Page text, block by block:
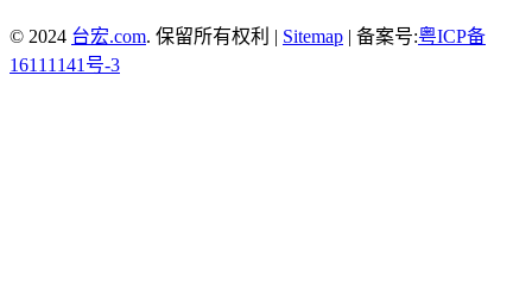
© 2024 台宏.com. 保留所有权利 | Sitemap | 备案号:粤ICP备
16111141号-3